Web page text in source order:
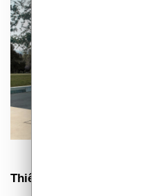
Thiết kế cá tính, khác biệt